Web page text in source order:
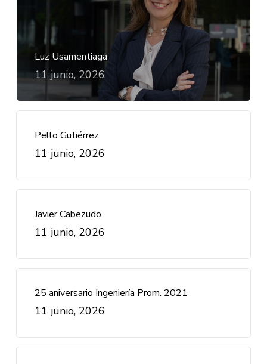
Luz Usamentiaga
11 junio, 2026
Pello Gutiérrez
11 junio, 2026
Javier Cabezudo
11 junio, 2026
25 aniversario Ingeniería Prom. 2021
11 junio, 2026